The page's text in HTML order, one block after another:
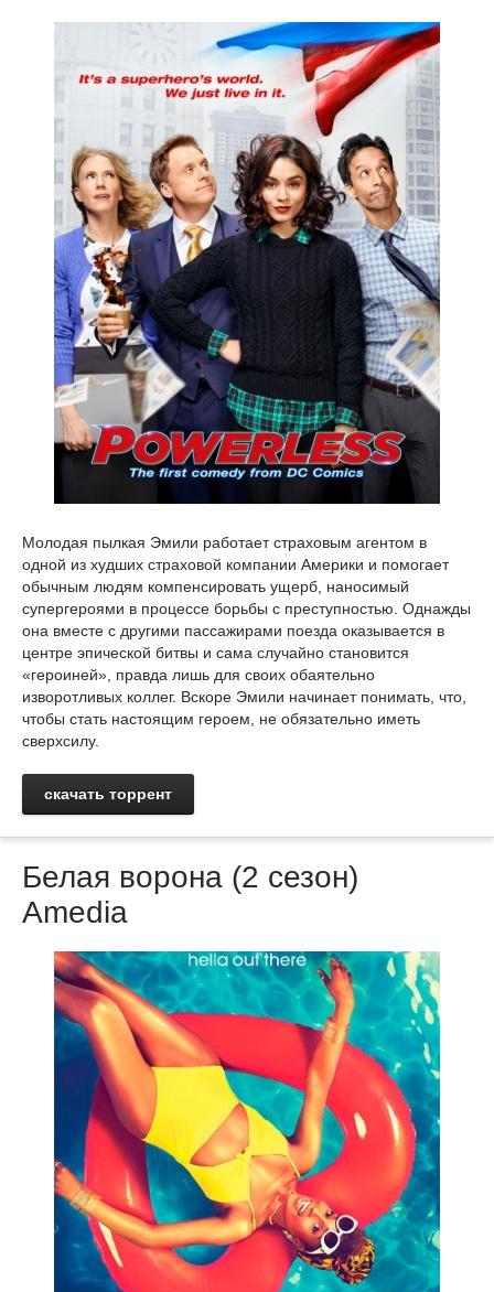
Молодая пылкая Эмили работает страховым агентом в
одной из худших страховой компании Америки и помогает
обычным людям компенсировать ущерб, наносимый
супергероями в процессе борьбы с преступностью. Однажды
она вместе с другими пассажирами поезда оказывается в
центре эпической битвы и сама случайно становится
«героиней», правда лишь для своих обаятельно
изворотливых коллег. Вскоре Эмили начинает понимать, что,
чтобы стать настоящим героем, не обязательно иметь
сверхсилу.
скачать торрент
Белая ворона (2 сезон)
Amedia